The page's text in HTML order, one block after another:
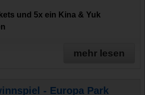
und 5x ein Kina & Yuk
mehr lesen
- Europa Park